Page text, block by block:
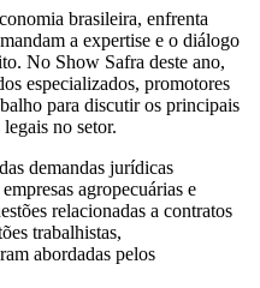
brasileira, enfrenta
a expertise e o diálogo
No Show Safra deste ano,
especializados, promotores
para discutir os principais
no setor.
demandas jurídicas
agropecuárias e
relacionadas a contratos
trabalhistas,
abordadas pelos